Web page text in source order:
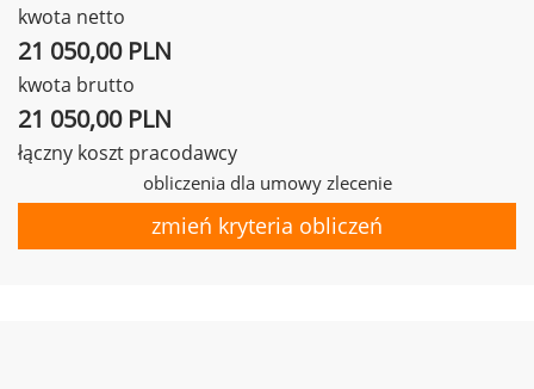
kwota netto
21 050,00 PLN
kwota brutto
21 050,00 PLN
łączny koszt pracodawcy
obliczenia dla umowy zlecenie
zmień kryteria obliczeń